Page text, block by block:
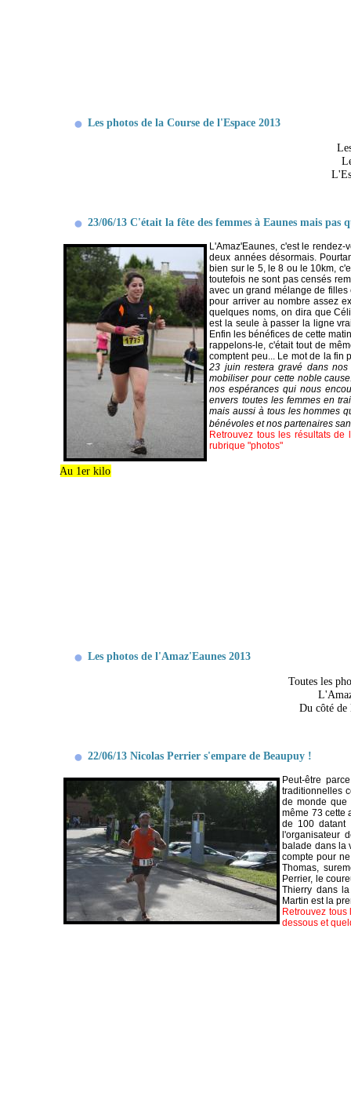
Les photos de la Course de l'Espace 2013
23/06/13 C'était la fête des femmes à Eaunes mais pas
L'Amaz'Eaunes, c'est le
deux années désormais.
bien sur le 5, le 8 ou le 10km,
toutefois ne sont pas censés
avec un grand mélange de
pour arriver au nombre assez
quelques noms, on dira que
est la seule à passer la ligne
Enfin les bénéfices de cette
rappelons-le, c'était tout de
comptent peu... Le mot de la fin
23 juin restera gravé dans
mobiliser pour cette noble
nos espérances qui nous
envers toutes les femmes en
mais aussi à tous les hommes
bénévoles et nos partenaires
Retrouvez tous les résultats
rubrique "photos"
Au 1er kilo
Les photos de l'Amaz'Eaunes 2013
Toutes les
Du côté
22/06/13 Nicolas Perrier s'empare de Beaupuy !
Peut-être
traditionnelles
de monde que
même 73 cette
de 100 datant
l'organisateur
balade dans la
compte pour
Thomas,
Perrier, le
Thierry dans
Martin est la
Retrouvez
dessous et